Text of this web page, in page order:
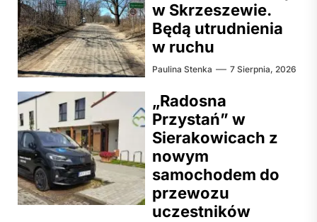
w Skrzeszewie.
Będą utrudnienia
w ruchu
Paulina Stenka 7 Sierpnia, 2026
„Radosna
Przystań” w
Sierakowicach z
nowym
samochodem do
przewozu
uczestników